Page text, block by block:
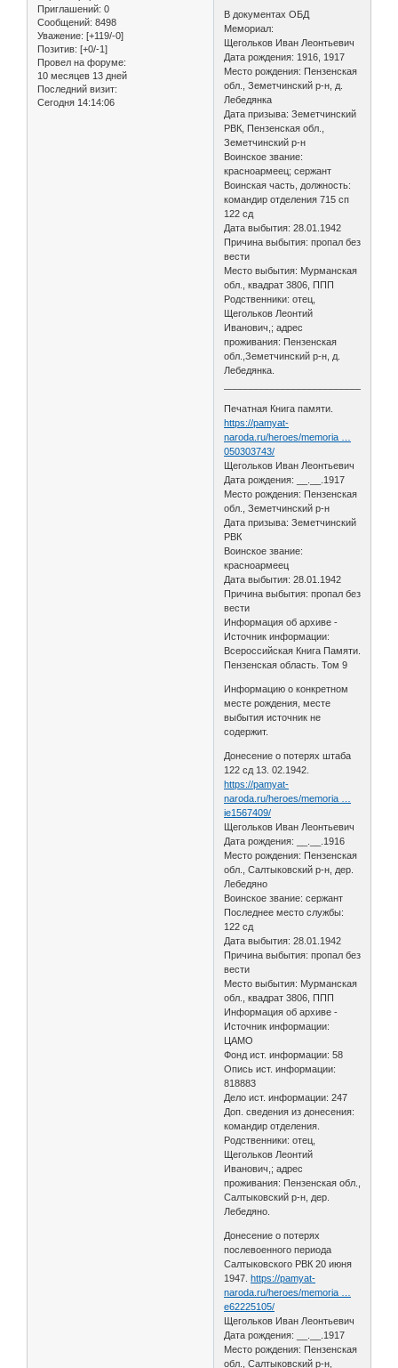
Приглашений: 0
Сообщений: 8498
Уважение: [+119/-0]
Позитив: [+0/-1]
Провел на форуме:
10 месяцев 13 дней
Последний визит:
Сегодня 14:14:06
В документах ОБД
Мемориал:
Щегольков Иван Леонтьевич
Дата рождения: 1916, 1917
Место рождения: Пензенская
обл., Земетчинский р-н, д.
Лебедянка
Дата призыва: Земетчинский
РВК, Пензенская обл.,
Земетчинский р-н
Воинское звание:
красноармеец; сержант
Воинская часть, должность:
командир отделения 715 сп
122 сд
Дата выбытия: 28.01.1942
Причина выбытия: пропал без
вести
Место выбытия: Мурманская
обл., квадрат 3806, ППП
Родственники: отец,
Щегольков Леонтий
Иванович,; адрес
проживания: Пензенская
обл.,Земетчинский р-н, д.
Лебедянка.
Печатная Книга памяти.
https://pamyat-
naroda.ru/heroes/memoria …
050303743/
Щегольков Иван Леонтьевич
Дата рождения: __.__.1917
Место рождения: Пензенская
обл., Земетчинский р-н
Дата призыва: Земетчинский
РВК
Воинское звание:
красноармеец
Дата выбытия: 28.01.1942
Причина выбытия: пропал без
вести
Информация об архиве -
Источник информации:
Всероссийская Книга Памяти.
Пензенская область. Том 9
Информацию о конкретном
месте рождения, месте
выбытия источник не
содержит.
Донесение о потерях штаба
122 сд 13. 02.1942.
https://pamyat-
naroda.ru/heroes/memoria …
ie1567409/
Щегольков Иван Леонтьевич
Дата рождения: __.__.1916
Место рождения: Пензенская
обл., Салтыковский р-н, дер.
Лебедяно
Воинское звание: сержант
Последнее место службы:
122 сд
Дата выбытия: 28.01.1942
Причина выбытия: пропал без
вести
Место выбытия: Мурманская
обл., квадрат 3806, ППП
Информация об архиве -
Источник информации:
ЦАМО
Фонд ист. информации: 58
Опись ист. информации:
818883
Дело ист. информации: 247
Доп. сведения из донесения:
командир отделения.
Родственники: отец,
Щегольков Леонтий
Иванович,; адрес
проживания: Пензенская обл.,
Салтыковский р-н, дер.
Лебедяно.
Донесение о потерях
послевоенного периода
Салтыковского РВК 20 июня
1947.https://pamyat-
naroda.ru/heroes/memoria …
e62225105/
Щегольков Иван Леонтьевич
Дата рождения: __.__.1917
Место рождения: Пензенская
обл., Салтыковский р-н,